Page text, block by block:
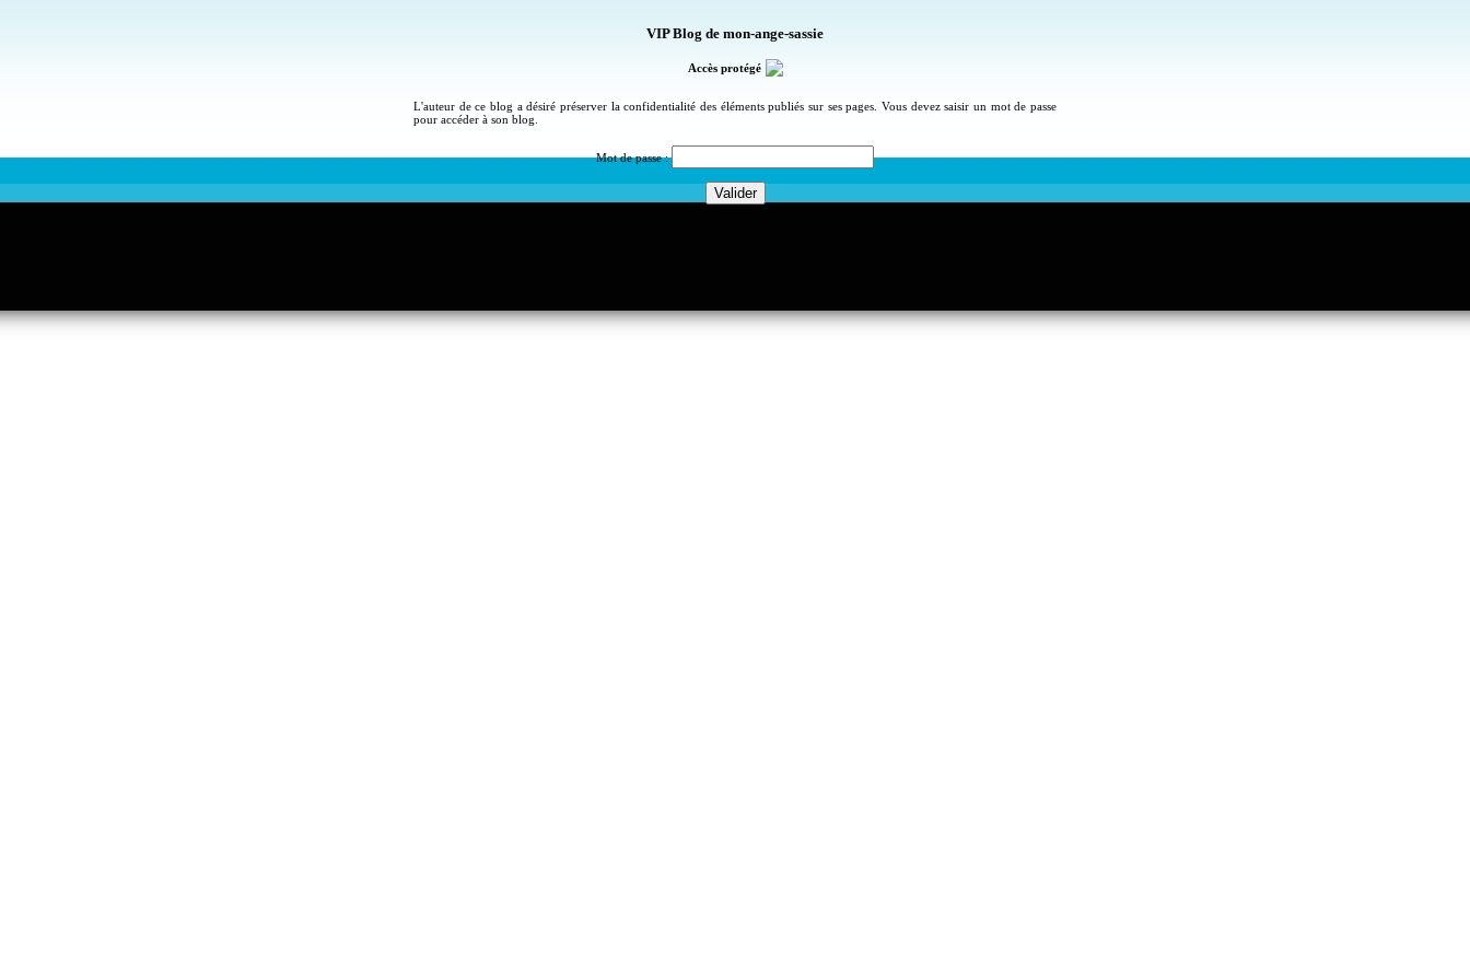
VIP Blog de mon-ange-sassie
Accès protégé
L'auteur de ce blog a désiré préserver la confidentialité des éléments publiés sur ses pages. Vous devez saisir un mot de passe
pour accéder à son blog.
Mot de passe :